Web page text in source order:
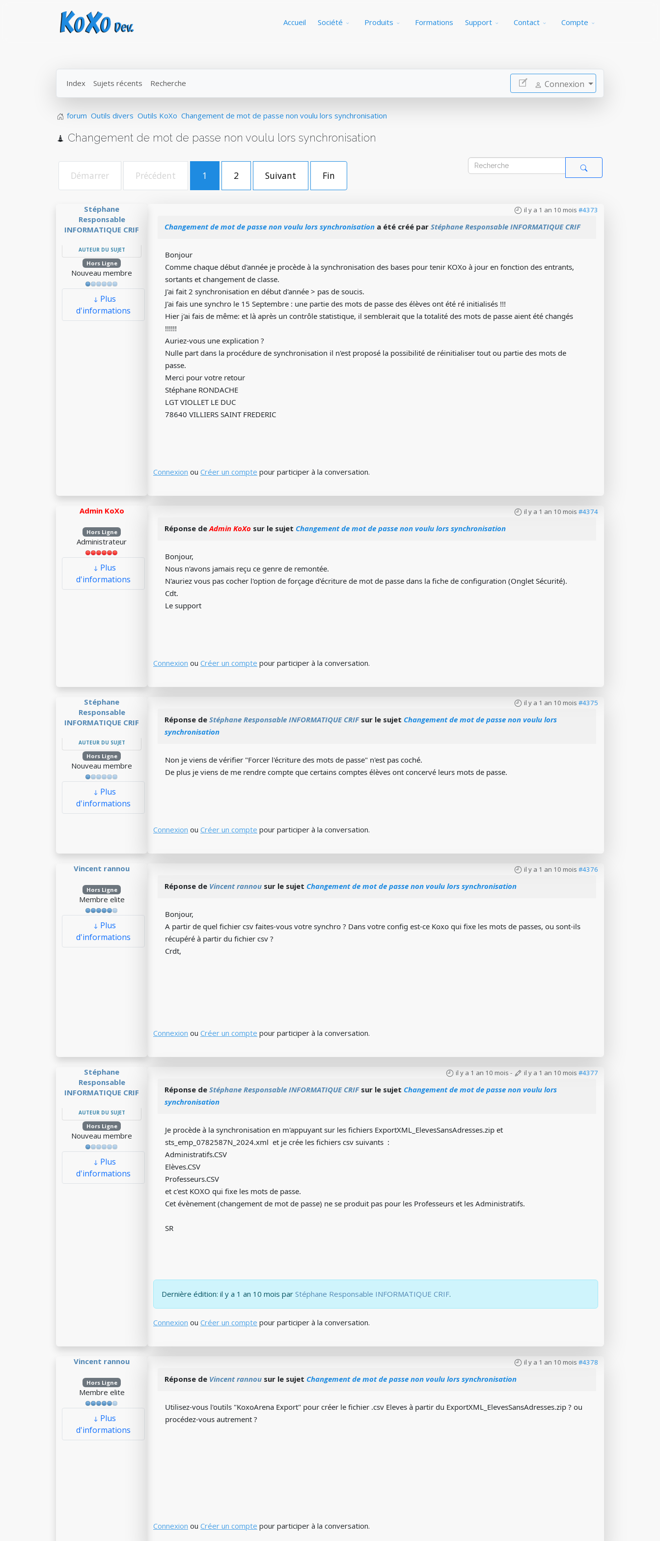
Accueil Société Produits Formations Support Contact Compte
Index Sujets récents Recherche Connexion
forum Outils divers Outils KoXo Changement de mot de passe non voulu lors synchronisation
Changement de mot de passe non voulu lors synchronisation
Démarrer Précédent 1 2 Suivant Fin
Stéphane
Responsable
INFORMATIQUE CRIF
AUTEUR DU SUJET
Hors Ligne
Nouveau membre
Plus
d'informations
il y a 1 an 10 mois #4373
Changement de mot de passe non voulu lors synchronisation a été créé par Stéphane Responsable INFORMATIQUE CRIF
Bonjour
Comme chaque début d'année je procède à la synchronisation des bases pour tenir KOXo à jour en fonction des entrants,
sortants et changement de classe.
J'ai fait 2 synchronisation en début d'année > pas de soucis.
J'ai fais une synchro le 15 Septembre : une partie des mots de passe des élèves ont été ré initialisés !!!
Hier j'ai fais de même: et là après un contrôle statistique, il semblerait que la totalité des mots de passe aient été changés
!!!!!!
Auriez-vous une explication ?
Nulle part dans la procédure de synchronisation il n'est proposé la possibilité de réinitialiser tout ou partie des mots de
passe.
Merci pour votre retour
Stéphane RONDACHE
LGT VIOLLET LE DUC
78640 VILLIERS SAINT FREDERIC
Connexion ou Créer un compte pour participer à la conversation.
Admin KoXo
Hors Ligne
Administrateur
Plus
d'informations
il y a 1 an 10 mois #4374
Réponse deAdmin KoXo sur le sujet Changement de mot de passe non voulu lors synchronisation
Bonjour,
Nous n'avons jamais reçu ce genre de remontée.
N'auriez vous pas cocher l'option de forçage d'écriture de mot de passe dans la fiche de configuration (Onglet Sécurité).
Cdt.
Le support
Connexion ou Créer un compte pour participer à la conversation.
Stéphane
Responsable
INFORMATIQUE CRIF
AUTEUR DU SUJET
Hors Ligne
Nouveau membre
Plus
d'informations
il y a 1 an 10 mois #4375
Réponse de Stéphane Responsable INFORMATIQUE CRIFsur le sujet Changement de mot de passe non voulu lors
synchronisation
Non je viens de vérifier "Forcer l'écriture des mots de passe" n'est pas coché.
De plus je viens de me rendre compte que certains comptes élèves ont concervé leurs mots de passe.
Connexion ou Créer un compte pour participer à la conversation.
Vincent rannou
Hors Ligne
Membre elite
Plus
d'informations
il y a 1 an 10 mois #4376
Réponse de Vincent rannou sur le sujet Changement de mot de passe non voulu lors synchronisation
Bonjour,
A partir de quel fichier csv faites-vous votre synchro ? Dans votre config est-ce Koxo qui fixe les mots de passes, ou sont-ils
récupéré à partir du fichier csv ?
Crdt,
Connexion ou Créer un compte pour participer à la conversation.
Stéphane
Responsable
INFORMATIQUE CRIF
AUTEUR DU SUJET
Hors Ligne
Nouveau membre
Plus
d'informations
il y a 1 an 10 mois - il y a 1 an 10 mois #4377
Réponse de Stéphane Responsable INFORMATIQUE CRIFsur le sujet Changement de mot de passe non voulu lors
synchronisation
Je procède à la synchronisation en m'appuyant sur les fichiers ExportXML_ElevesSansAdresses.zip et
sts_emp_0782587N_2024.xml et je crée les fichiers csv suivants :
Administratifs.CSV
Elèves.CSV
Professeurs.CSV
et c'est KOXO qui fixe les mots de passe.
Cet évènement (changement de mot de passe) ne se produit pas pour les Professeurs et les Administratifs.
SR
Dernière édition: il y a 1 an 10 mois par Stéphane Responsable INFORMATIQUE CRIF.
Connexion ou Créer un compte pour participer à la conversation.
Vincent rannou
Hors Ligne
Membre elite
Plus
d'informations
il y a 1 an 10 mois #4378
Réponse de Vincent rannou sur le sujet Changement de mot de passe non voulu lors synchronisation
Utilisez-vous l'outils "KoxoArena Export" pour créer le fichier .csv Eleves à partir du ExportXML_ElevesSansAdresses.zip ? ou
procédez-vous autrement ?
Connexion ou Créer un compte pour participer à la conversation.